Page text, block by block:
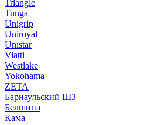
Triangle
Tunga
Unigrip
Uniroyal
Unistar
Viatti
Westlake
Yokohama
ZETA
Барнаульский ШЗ
Белшина
Кама